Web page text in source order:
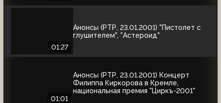
01:27
Анонсы (РТР, 23.01.2001) "Пистолет с
глушителем", "Астероид"
01:01
Анонсы (РТР, 23.01.2001) Концерт
Филиппа Киркорова в Кремле,
национальная премия "Циркъ-2001"